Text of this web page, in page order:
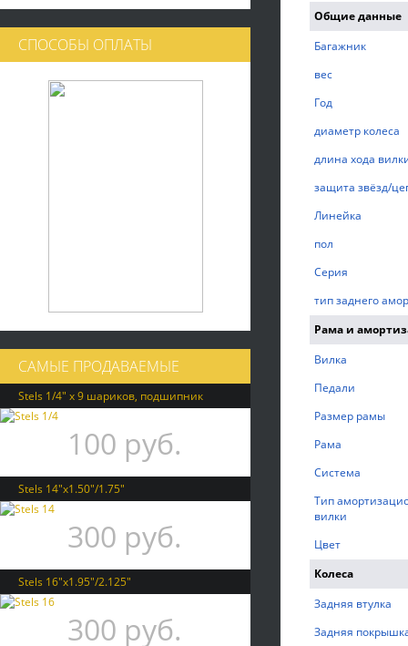
СПОСОБЫ ОПЛАТЫ
САМЫЕ ПРОДАВАЕМЫЕ
Stels 1/4" х 9 шариков, подшипник
100 руб.
Stels 14"x1.50"/1.75"
300 руб.
Stels 16"x1.95"/2.125"
300 руб.
Общие данные
Багажник
вес
Год
диаметр колеса
длина хода
защита звёзд/
Линейка
пол
Серия
тип заднего
Рама и
Вилка
Педали
Размер рамы
Рама
Система
Тип
вилки
Цвет
Колеса
Задняя втулка
Задняя